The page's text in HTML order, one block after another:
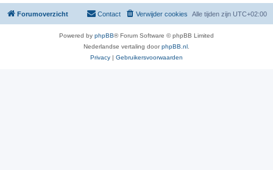
Forumoverzicht Alle tijden zijn UTC+02:00
Verwijder cookies
Contact
Powered by phpBB® Forum Software © phpBB Limited
Nederlandse vertaling doorphpBB.nl
Privacy | Gebruikersvoorwaarden